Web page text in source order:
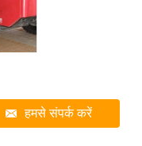
हमसे संपर्क करें